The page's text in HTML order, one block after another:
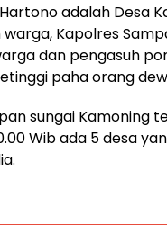
adalah Desa
Kapolres
dan pengasuh
paha orang
sungai Kamoning
Wib ada 5 desa